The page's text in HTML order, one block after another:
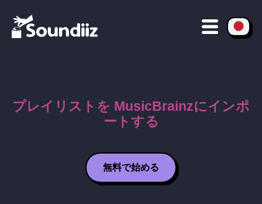
プレイリストを MusicBrainzにインポ
ートする
無料で始める